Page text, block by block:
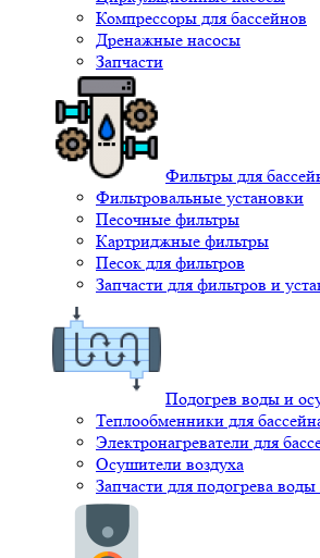
Компрессоры для бассейнов
Дренажные насосы
Запчасти
Фильтры для
Фильтровальные установки
Песочные фильтры
Картриджные фильтры
Песок для фильтров
Запчасти для фильтров и
Подогрев воды и
Теплообменники для
Электронагреватели для
Осушители воздуха
Запчасти для подогрева воды